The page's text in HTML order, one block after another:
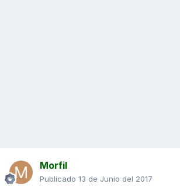
Morfil
Publicado 13 de Junio del 2017